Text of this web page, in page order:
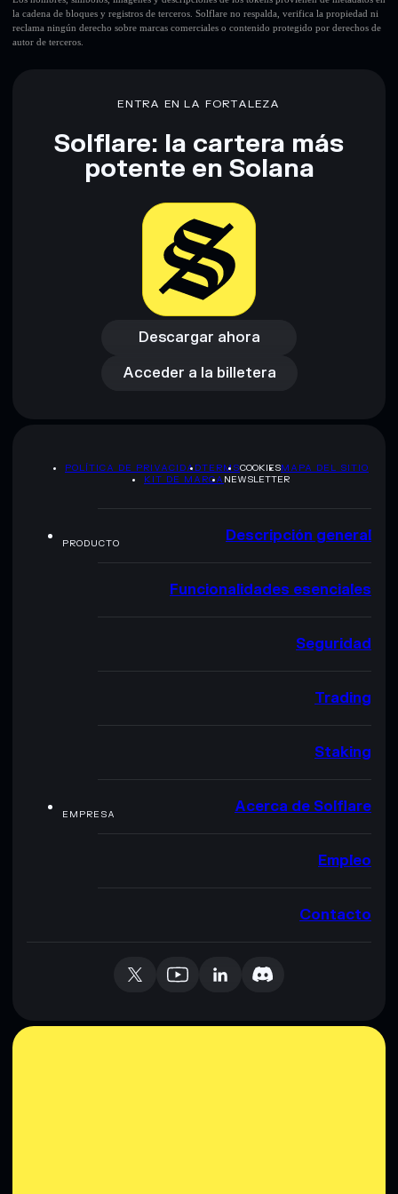
Descargo de responsabilidad: Esta información tiene
la cadena de bloques y registros de terceros. Solflare no respalda, verifica la propiedad ni
reclama ningún derecho sobre marcas comerciales o contenido protegido por derechos de
autor de terceros.
ENTRA EN LA FORTALEZA
Solflare: la cartera más
potente en Solana
Descargar ahora
Descargar ahora
Acceder a la billetera
Acceder a la billetera
POLÍTICA DE PRIVACIDADTERMSCOOKIESMAPA DEL SITIO
KIT DE MARCA NEWSLETTER
PRODUCTO Descripción general
Funcionalidades esenciales
Seguridad
Trading
Staking
EMPRESA Acerca de Solflare
Empleo
Contacto